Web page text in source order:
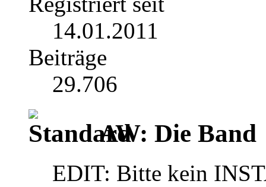
14.01.2011
Beiträge
29.706
AW: Die Band
EDIT: Bitte kein